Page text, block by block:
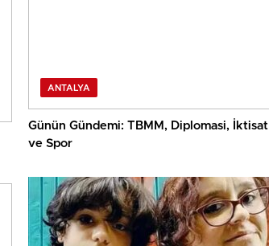
ANTALYA
Günün Gündemi: TBMM, Diplomasi, İktisat
ve Spor